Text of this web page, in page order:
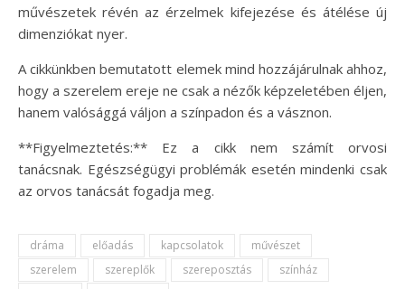
művészetek révén az érzelmek kifejezése és átélése új
dimenziókat nyer.
A cikkünkben bemutatott elemek mind hozzájárulnak ahhoz,
hogy a szerelem ereje ne csak a nézők képzeletében éljen,
hanem valósággá váljon a színpadon és a vásznon.
**Figyelmeztetés:** Ez a cikk nem számít orvosi
tanácsnak. Egészségügyi problémák esetén mindenki csak
az orvos tanácsát fogadja meg.
dráma előadás kapcsolatok
művészet
szerelem
szereplők szereposztás
színház